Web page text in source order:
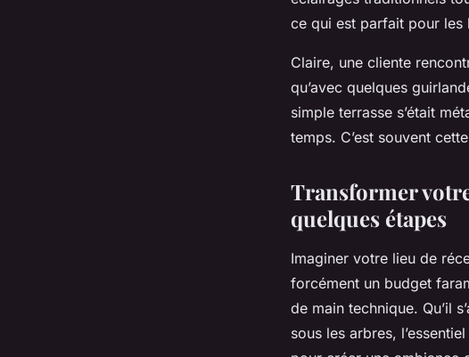
ce qui est parfait pour les
Claire, une cliente
qu’avec quelques
simple terrasse s’était
temps. C’est souvent
Transformer
quelques étapes
Imaginer votre lieu de
forcément un budget
de main technique. Qu’il
sous les arbres,